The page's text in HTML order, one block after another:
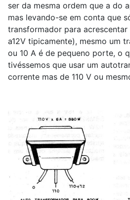
ser da mesma ordem que a do
mas levando-se em conta que
transformador para
a12V tipicamente), mesmo um
ou 10 A é de pequeno porte, o
tivéssemos que usar um
corrente mas de 110 V ou